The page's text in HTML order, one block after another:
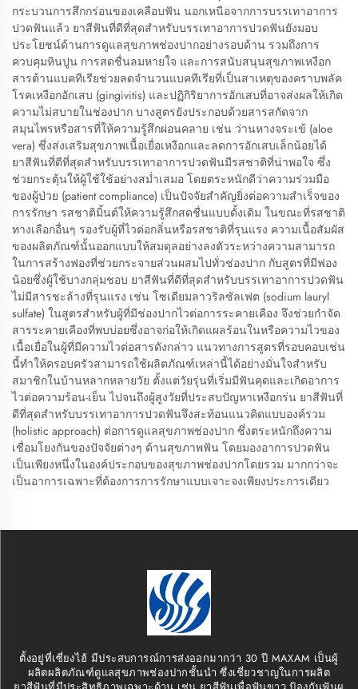
กระบวนการสึกกร่อนของเคลือบฟัน นอกเหนือจากการบรรเทาอาการ
ปวดฟันแล้ว ยาสีฟันที่ดีที่สุดสำหรับบรรเทาอาการปวดฟันยังมอบ
ประโยชน์ด้านการดูแลสุขภาพช่องปากอย่างรอบด้าน รวมถึงการ
ควบคุมหินปูน การสดชื่นลมหายใจ และการสนับสนุนสุขภาพเหงือก
สารต้านแบคทีเรียช่วยลดจำนวนแบคทีเรียที่เป็นสาเหตุของคราบพลัค
โรคเหงือกอักเสบ (gingivitis) และปฏิกิริยาการอักเสบที่อาจส่งผลให้เกิด
ความไม่สบายในช่องปาก บางสูตรยังประกอบด้วยสารสกัดจาก
สมุนไพรหรือสารที่ให้ความรู้สึกผ่อนคลาย เช่น ว่านหางจระเข้ (aloe
vera) ซึ่งส่งเสริมสุขภาพเนื้อเยื่อเหงือกและลดการอักเสบเล็กน้อยได้
ยาสีฟันที่ดีที่สุดสำหรับบรรเทาอาการปวดฟันมีรสชาติที่น่าพอใจ ซึ่ง
ช่วยกระตุ้นให้ผู้ใช้ใช้อย่างสม่ำเสมอ โดยตระหนักดีว่าความร่วมมือ
ของผู้ป่วย (patient compliance) เป็นปัจจัยสำคัญยิ่งต่อความสำเร็จของ
การรักษา รสชาติมิ้นต์ให้ความรู้สึกสดชื่นแบบดั้งเดิม ในขณะที่รสชาติ
ทางเลือกอื่นๆ รองรับผู้ที่ไวต่อกลิ่นหรือรสชาติที่รุนแรง ความเนื้อสัมผัส
ของผลิตภัณฑ์นั้นออกแบบให้สมดุลอย่างลงตัวระหว่างความสามารถ
ในการสร้างฟองที่ช่วยกระจายส่วนผสมไปทั่วช่องปาก กับสูตรที่มีฟอง
น้อยซึ่งผู้ใช้บางกลุ่มชอบ ยาสีฟันที่ดีที่สุดสำหรับบรรเทาอาการปวดฟัน
ไม่มีสารชะล้างที่รุนแรง เช่น โซเดียมลาวริลซัลเฟต (sodium lauryl
sulfate) ในสูตรสำหรับผู้ที่มีช่องปากไวต่อการระคายเคือง จึงช่วยกำจัด
สารระคายเคืองที่พบบ่อยซึ่งอาจก่อให้เกิดแผลร้อนในหรือความไวของ
เนื้อเยื่อในผู้ที่มีความไวต่อสารดังกล่าว แนวทางการสูตรที่รอบคอบเช่น
นี้ทำให้ครอบครัวสามารถใช้ผลิตภัณฑ์เหล่านี้ได้อย่างมั่นใจสำหรับ
สมาชิกในบ้านหลากหลายวัย ตั้งแต่วัยรุ่นที่เริ่มมีฟันคุดและเกิดอาการ
ไวต่อความร้อน-เย็น ไปจนถึงผู้สูงวัยที่ประสบปัญหาเหงือกร่น ยาสีฟันที่
ดีที่สุดสำหรับบรรเทาอาการปวดฟันจึงสะท้อนแนวคิดแบบองค์รวม
(holistic approach) ต่อการดูแลสุขภาพช่องปาก ซึ่งตระหนักถึงความ
เชื่อมโยงกันของปัจจัยต่างๆ ด้านสุขภาพฟัน โดยมองอาการปวดฟัน
เป็นเพียงหนึ่งในองค์ประกอบของสุขภาพช่องปากโดยรวม มากกว่าจะ
เป็นอาการเฉพาะที่ต้องการการรักษาแบบเจาะจงเพียงประการเดียว
ตั้งอยู่ที่เซี่ยงไฮ้ มีประสบการณ์การส่งออกมากว่า 30 ปี MAXAM เป็นผู้
ผลิตผลิตภัณฑ์ดูแลสุขภาพช่องปากชั้นนำ ซึ่งเชี่ยวชาญในการผลิต